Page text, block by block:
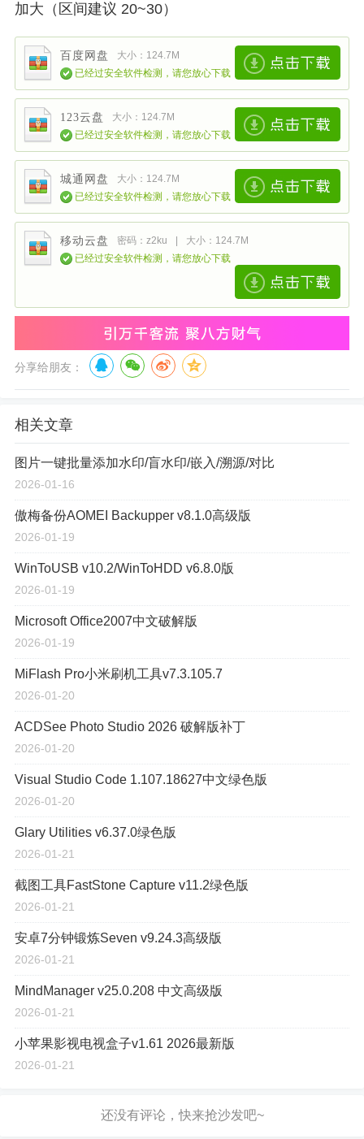
加大（区间建议 20~30）
百度网盘
大小：124.7M
已经过安全软件检测，请您放心下载
123云盘
大小：124.7M
已经过安全软件检测，请您放心下载
城通网盘
大小：124.7M
已经过安全软件检测，请您放心下载
移动云盘 密码：z2ku
大小：124.7M
已经过安全软件检测，请您放心下载
分享给朋友：
相关文章
图片一键批量添加水印/盲水印/嵌入/溯源/对比
2026-01-16
傲梅备份AOMEI Backupper v8.1.0高级版
2026-01-19
WinToUSB v10.2/WinToHDD v6.8.0版
2026-01-19
Microsoft Office2007中文破解版
2026-01-19
MiFlash Pro小米刷机工具v7.3.105.7
2026-01-20
ACDSee Photo Studio 2026 破解版补丁
2026-01-20
Visual Studio Code 1.107.18627中文绿色版
2026-01-20
Glary Utilities v6.37.0绿色版
2026-01-21
截图工具FastStone Capture v11.2绿色版
2026-01-21
安卓7分钟锻炼Seven v9.24.3高级版
2026-01-21
MindManager v25.0.208 中文高级版
2026-01-21
小苹果影视电视盒子v1.61 2026最新版
2026-01-21